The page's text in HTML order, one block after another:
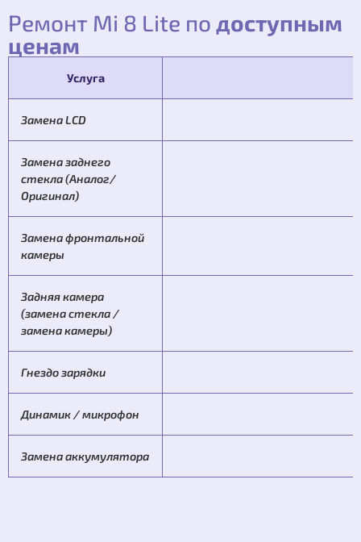
Ремонт Mi 8 Lite по доступным
ценам
Услуга
Замена LCD
Замена заднего
стекла (Аналог/
Оригинал)
Замена фронтальной
камеры
Задняя камера
(замена стекла /
замена камеры)
Гнездо зарядки
Динамик / микрофон
Замена аккумулятора